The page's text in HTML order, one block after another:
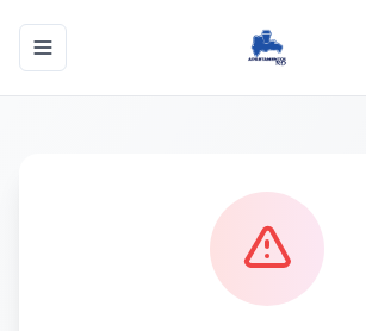
Toggle navigation menu